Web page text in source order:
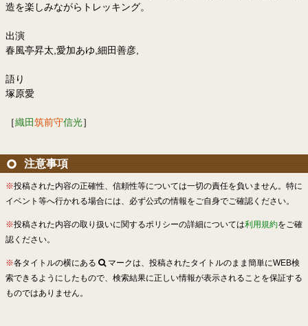
造を楽しみながらトレッキング。
出演
春風亭昇太,愛加あゆ,細田善彦,
語り
塚原愛
［織田筑前守信光］
注意事項
※投稿された内容の正確性、信頼性等については一切の責任を負いません。特に
イベント等へ行かれる場合には、必ず公式の情報をご自身でご確認ください。
※投稿された内容の取り扱いに関するポリシーの詳細については利用規約をご確
認ください。
※各タイトルの横にある
マークは、投稿されたタイトルのまま簡単にWEB検
索できるようにしたもので、検索結果に正しい情報が表示されることを保証する
ものではありません。